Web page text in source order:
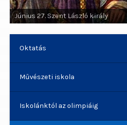
Június 27. Szent László király
Június 29. Szent Pál apostol, Szent
Péter apostol
Oktatás
Művészeti iskola
Iskolánktól az olimpiáig